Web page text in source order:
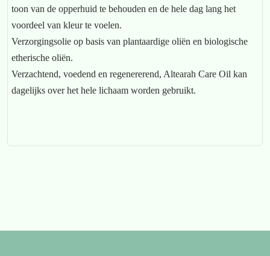
toon van de opperhuid te behouden en de hele dag lang het
voordeel van kleur te voelen.
Verzorgingsolie op basis van plantaardige oliën en biologische
etherische oliën.
Verzachtend, voedend en regenererend, Altearah Care Oil kan
dagelijks over het hele lichaam worden gebruikt.